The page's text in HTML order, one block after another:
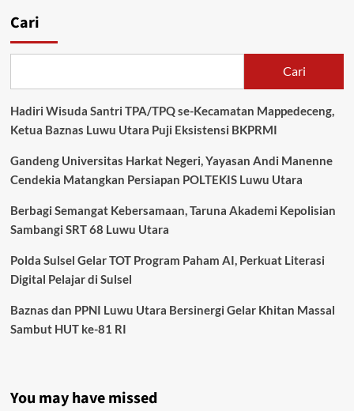
Cari
Cari
Hadiri Wisuda Santri TPA/TPQ se-Kecamatan Mappedeceng,
Ketua Baznas Luwu Utara Puji Eksistensi BKPRMI
Gandeng Universitas Harkat Negeri, Yayasan Andi Manenne
Cendekia Matangkan Persiapan POLTEKIS Luwu Utara
Berbagi Semangat Kebersamaan, Taruna Akademi Kepolisian
Sambangi SRT 68 Luwu Utara
Polda Sulsel Gelar TOT Program Paham AI, Perkuat Literasi
Digital Pelajar di Sulsel
Baznas dan PPNI Luwu Utara Bersinergi Gelar Khitan Massal
Sambut HUT ke-81 RI
You may have missed